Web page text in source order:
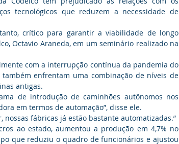
tecnológicos que reduzem a necessidade de
crítico para garantir a viabilidade de longo
Octavio Araneda, em um seminário realizado na
com a interrupção contínua da pandemia do
enfrentam uma combinação de níveis de
antigas.
de introdução de caminhões autônomos nos
em termos de automação”, disse ele.
nossas fábricas já estão bastante automatizadas.”
ao estado, aumentou a produção em 4,7% no
que reduziu o quadro de funcionários e ajustou